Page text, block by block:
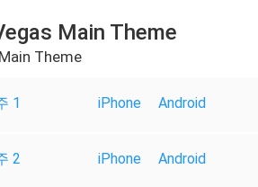
Main Theme
Theme
1 iPhone Android
2 iPhone Android